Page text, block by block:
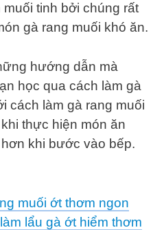
tinh bởi chúng rất
gà rang muối khó ăn.
hướng dẫn mà
học qua cách làm gà
cách làm gà rang muối
thực hiện món ăn
khi bước vào bếp.
muối ớt thơm ngon
lẩu gà ớt hiểm thơm